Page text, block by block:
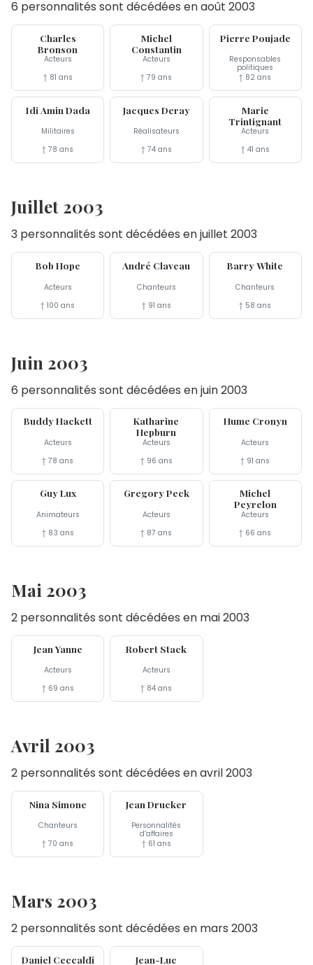
6 personnalités sont décédées en août 2003
30 aoû
Charles
Bronson
Acteurs
† 81 ans
Michel
Constantin
Acteurs
† 79 ans
Pierre Poujade
Responsables
politiques
† 82 ans
16 aoû
Idi Amin Dada
Militaires
† 78 ans
9 aoû
Jacques Deray
Réalisateurs
† 74 ans
1er aoû
Marie
Trintignant
Acteurs
† 41 ans
Juillet 2003
3 personnalités sont décédées en juillet 2003
27 jul
Bob Hope
Acteurs
† 100 ans
André Claveau
Chanteurs
† 91 ans
Barry White
Chanteurs
† 58 ans
Juin 2003
6 personnalités sont décédées en juin 2003
30 jun
Buddy Hackett
Acteurs
† 78 ans
Katharine
Hepburn
Acteurs
† 96 ans
Hume Cronyn
Acteurs
† 91 ans
13 jun
Guy Lux
Animateurs
† 83 ans
12 jun
Gregory Peck
Acteurs
† 87 ans
4 jun
Michel
Peyrelon
Acteurs
† 66 ans
Mai 2003
2 personnalités sont décédées en mai 2003
23 mai
Jean Yanne
Acteurs
† 69 ans
Robert Stack
Acteurs
† 84 ans
Avril 2003
2 personnalités sont décédées en avril 2003
21 avr
Nina Simone
Chanteurs
† 70 ans
Jean Drucker
Personnalités
d’affaires
† 61 ans
Mars 2003
2 personnalités sont décédées en mars 2003
26 mar
Daniel Ceccaldi
Jean-Luc